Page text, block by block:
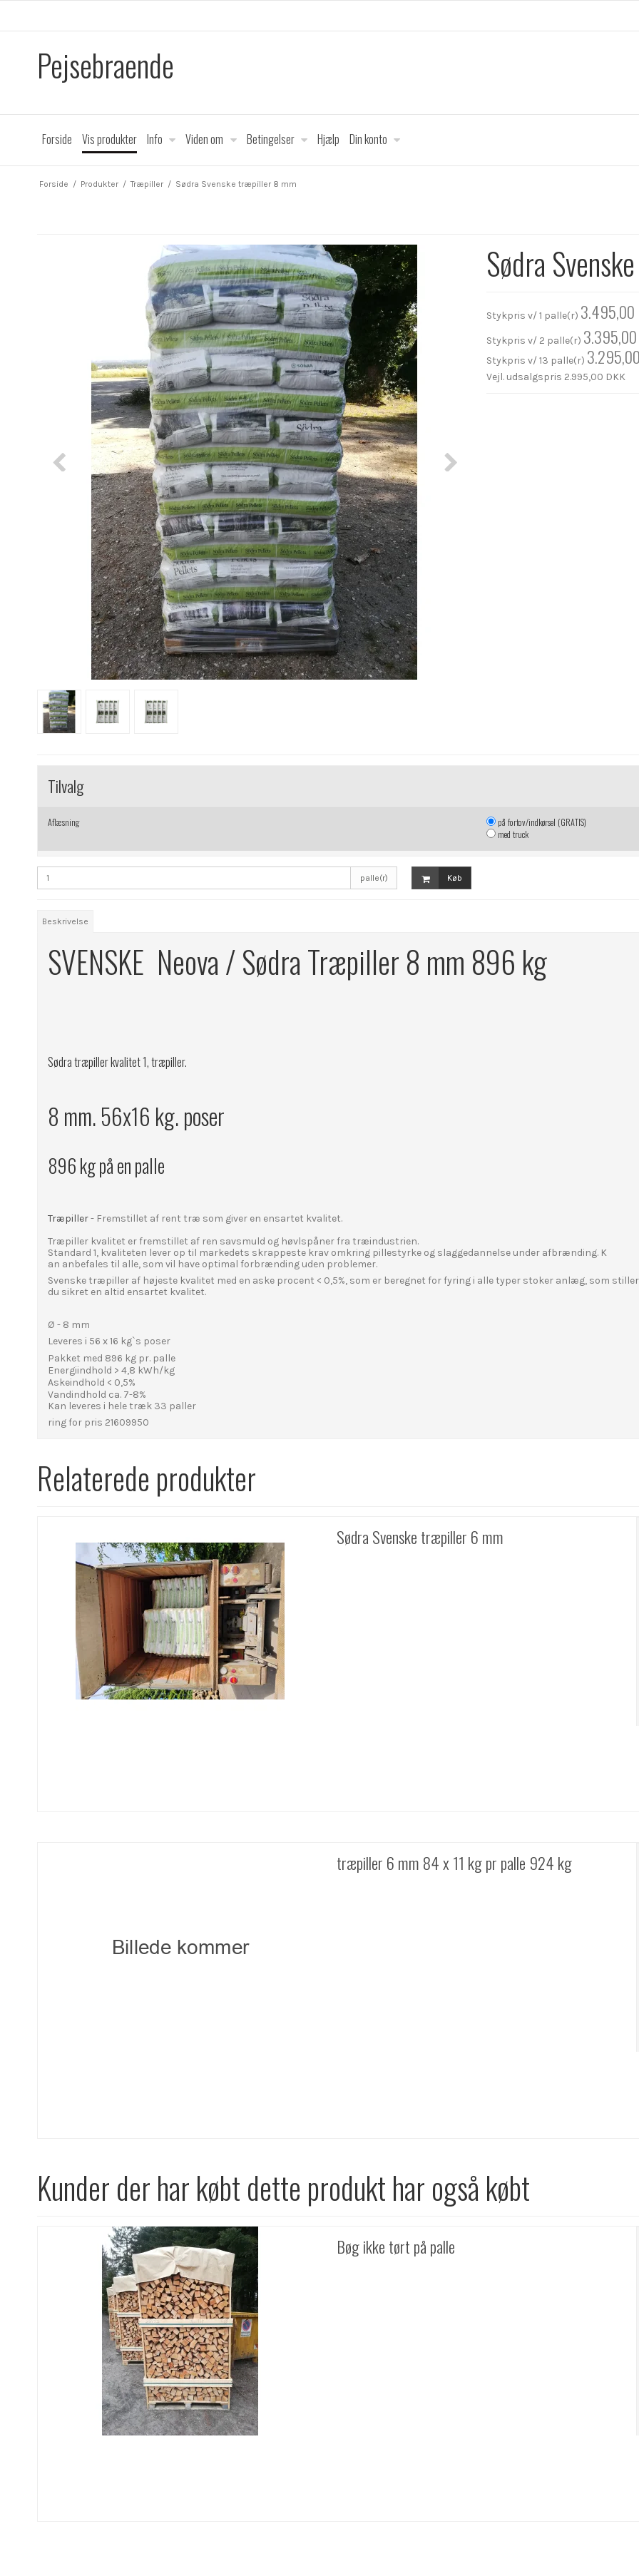
Pejsebraende
Forside Vis produkter Info Viden om Betingelser Hjælp Din konto
Forside / Produkter / Træpiller / Sødra Svenske træpiller 8 mm
Sødra
Stykpris v/ 1 palle(r) 3.495,00
Stykpris v/ 2 palle(r)
Stykpris v/ 13 palle(r)
Vejl. udsalgspris 2.995,00 DKK
Tilvalg
Aflæsning på fortov/indkørsel (GRATIS)
med truck
palle(r) Køb
Beskrivelse
SVENSKE Neova / Sødra Træpiller 8 mm 896 kg
Sødra træpiller kvalitet 1, træpiller.
8 mm. 56x16 kg. poser
896 kg på en palle
Træpiller- Fremstillet af rent træ som giver en ensartet kvalitet.
Træpiller kvalitet er fremstillet af ren savsmuld og høvlspåner fra træindustrien.
Standard 1, kvaliteten lever op til markedets skrappeste krav omkring pillestyrke og slaggedannelse under afbrænding. K
an anbefales til alle, som vil have optimal forbrænding uden problemer.
Svenske træpiller af højeste kvalitet med en aske procent < 0,5%, som er beregnet for fyring i alle typer stoker anlæg, som
du sikret en altid ensartet kvalitet.
Ø - 8 mm
Leveres i 56 x 16 kg`s poser
Pakket med 896 kg pr. palle
Energiindhold > 4,8 kWh/kg
Askeindhold < 0,5%
Vandindhold ca. 7-8%
Kan leveres i hele træk 33 paller
ring for pris 21609950
Relaterede produkter
Sødra Svenske træpiller 6 mm
træpiller 6 mm 84 x 11 kg pr palle 924 kg
Kunder der har købt dette produkt har også købt
Bøg ikke tørt på palle